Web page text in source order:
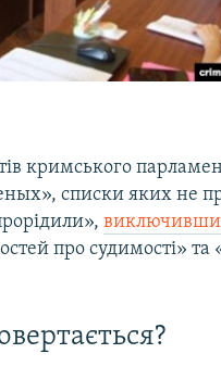
кримського
списки яких не
виключивши
про судимості» та